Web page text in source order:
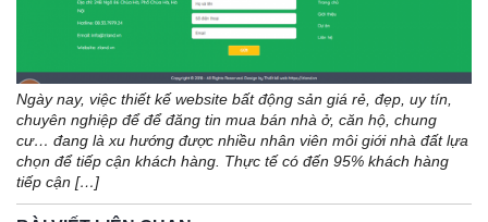
Ngày nay, việc thiết kế website bất động sản giá rẻ, đẹp, uy tín,
chuyên nghiệp để để đăng tin mua bán nhà ở, căn hộ, chung
cư… đang là xu hướng được nhiều nhân viên môi giới nhà đất lựa
chọn để tiếp cận khách hàng. Thực tế có đến 95% khách hàng
tiếp cận […]